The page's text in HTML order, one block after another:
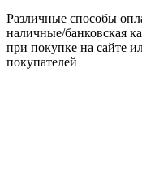
Различные способы
наличные/банковская
при покупке на сайте
покупателей